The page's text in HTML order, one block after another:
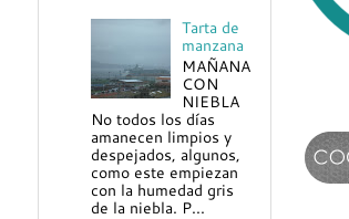
Tarta de
manzana
MAÑANA
CON
NIEBLA
No todos los días
amanecen limpios y
despejados, algunos,
como este empiezan
con la humedad gris
de la niebla. P...